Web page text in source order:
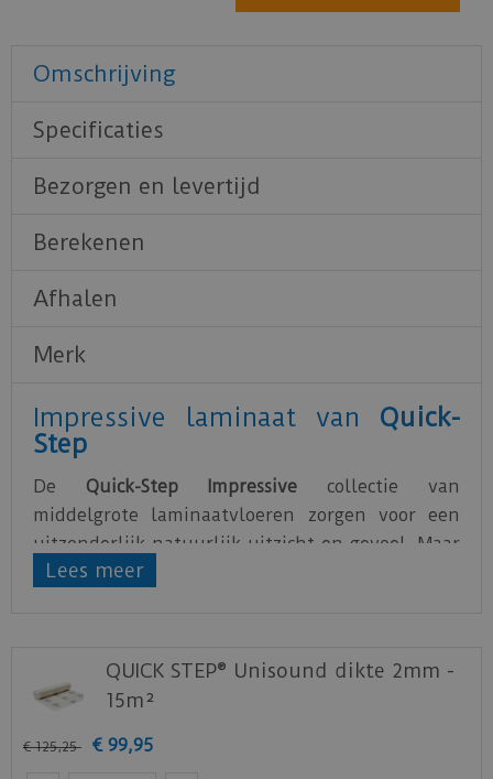
Omschrijving
Specificaties
Bezorgen en levertijd
Berekenen
Afhalen
Merk
Impressive laminaat van Quick-
Step
De Quick-Step Impressive collectie van
middelgrote laminaatvloeren zorgen voor een
uitzonderlijk natuurlijk uitzicht en gevoel. Maar
dat is nog niet alles: dankzij de unieke
waterbestendige laminaat ooit gemaakt.
Wanneer je een laminaatvloer plaatst, is het van
kiezen. Naast het creëren van een vlakke basis,
Lees meer
QUICK STEP® Unisound dikte 2mm -
15m²
€ 125,25 € 99,95